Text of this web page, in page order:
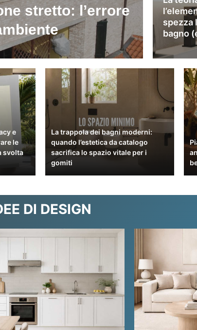
stretto: l’errore
spezza
bagno
e
le
svolta
La trappola dei bagni moderni:
quando l’estetica da catalogo
sacrifica lo spazio vitale per i
gomiti
DI DESIGN